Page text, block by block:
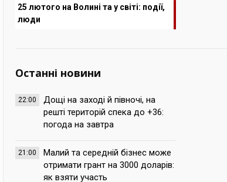
25 лютого на Волині та у світі: події,
люди
Останні новини
22:00
Дощі на заході й півночі, на
решті територій спека до +36:
погода на завтра
21:00
Малий та середній бізнес може
отримати грант на 3000 доларів:
як взяти участь